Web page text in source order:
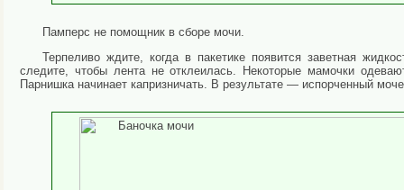
Памперс не помощник в сборе мочи.
Терпеливо ждите, когда в пакетике появится заветная
следите, чтобы лента не отклеилась. Некоторые мамочки
Парнишка начинает капризничать. В результате — испорченный